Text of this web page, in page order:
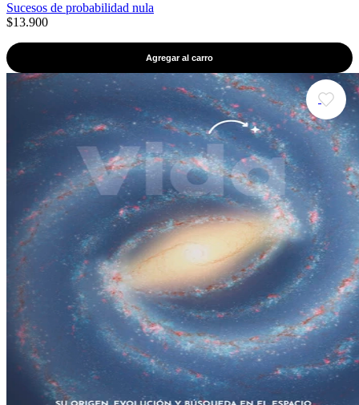
Sucesos de probabilidad nula
$13.900
Agregar al carro